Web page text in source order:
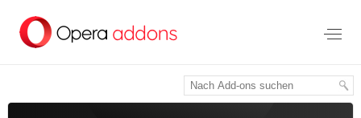
Hauptinhalt
springen